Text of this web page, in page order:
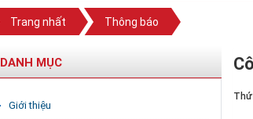
Trang nhất Thông báo
DANH MỤC
Giới thiệu